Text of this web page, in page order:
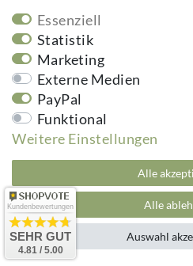
Weinreben
Beerensträucher
Gemüsepflanzen wie
Entscheidend ist dabei immer:
Wuchsstärke der Pflanze
mit einem schlanken Obelisken
ausgewachsene Kletterrose
Häufige Fragen
Rankhilfen
Essenziell
Statistik
Marketing
Externe Medien
PayPal
Funktional
Weitere Einstellungen
Alle
Alle
Auswahl
Kundenbewertungen
SEHR GUT
4.81 / 5.00